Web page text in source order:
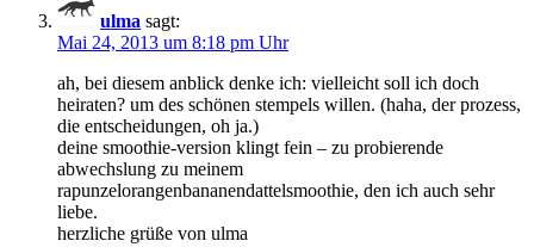
ulma sagt:
Mai 24, 2013 um 8:18 pm Uhr
ah, bei diesem anblick denke ich: vielleicht soll ich doch
heiraten? um des schönen stempels willen. (haha, der prozess,
die entscheidungen, oh ja.)
deine smoothie-version klingt fein – zu probierende
abwechslung zu meinem
rapunzelorangenbananendattelsmoothie, den ich auch sehr
liebe.
herzliche grüße von ulma